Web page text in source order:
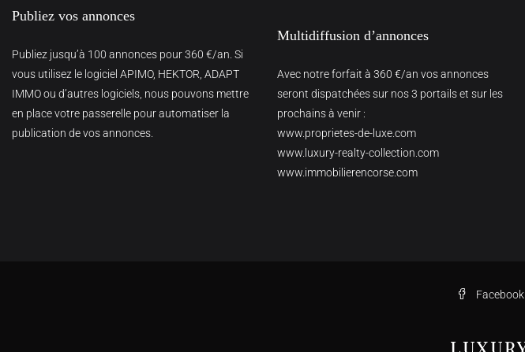
Publiez vos annonces
Publiez jusqu’à 100 annonces pour 360 €/an. Si
vous utilisez le logiciel APIMO, HEKTOR, ADAPT
IMMO ou d’autres logiciels, nous pouvons mettre
en place votre passerelle pour automatiser la
publication de vos annonces.
Multidiffusion d’annonces
Avec notre forfait à 360 €/an vos annonces
seront dispatchées sur nos 3 portails et sur les
prochains à venir :
www.proprietes-de-luxe.com
www.luxury-realty-collection.com
www.immobilierencorse.com
Facebook